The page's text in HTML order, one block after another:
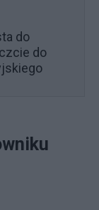
do
do